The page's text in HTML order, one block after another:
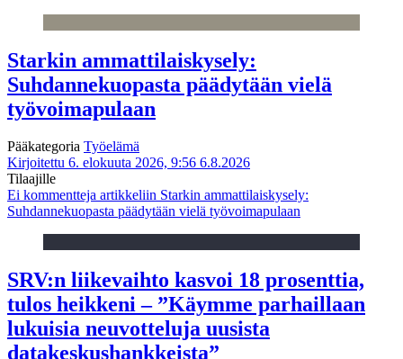
Starkin ammattilaiskysely:
Suhdannekuopasta päädytään vielä
työvoimapulaan
Pääkategoria Työelämä
Kirjoitettu 6. elokuuta 2026, 9:56 6.8.2026
Tilaajille
Ei kommentteja artikkeliin Starkin ammattilaiskysely:
Suhdannekuopasta päädytään vielä työvoimapulaan
SRV:n liikevaihto kasvoi 18 prosenttia,
tulos heikkeni – ”Käymme parhaillaan
lukuisia neuvotteluja uusista
datakeskushankkeista”